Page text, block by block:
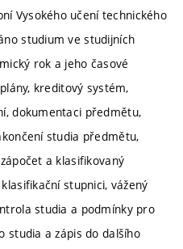
Vysokého učení technického
studium ve studijních
rok a jeho časové
kreditový systém,
dokumentaci předmětu,
studia předmětu,
a klasifikovaný
stupnici, vážený
studia a podmínky pro
studia a zápis do dalšího